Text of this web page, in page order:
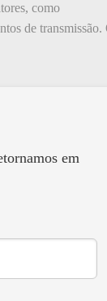
como
de transmissão.
em